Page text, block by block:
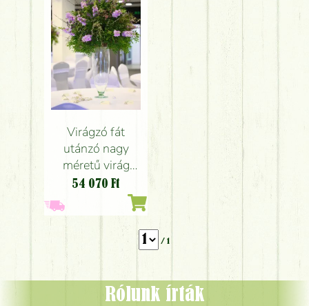
Virágzó fát
utánzó nagy
méretű virág
díszek, Dürer
Rendezvényház
Budapest, esküvő
54 070 Ft
/ 1
Rólunk írták